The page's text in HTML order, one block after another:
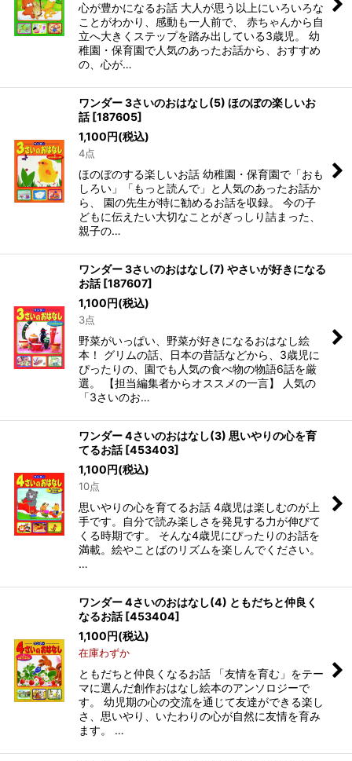
心が豊かになるお話 大人が思う以上にいろいろな
ことがわかり、感動も一人前で、 赤ちゃんから自
立へ大きくステップを踏み出している3歳児。 幼
稚園・保育園で人気のあったお話から、おすすめ
の、心が…
ワンダー 3さいのおはなし(5) ほのぼの楽しいお
話 [187605]
1,100円(税込)
4点
ほのぼのする楽しいお話 幼稚園・保育園で「おも
しろい」「もっと読んで」と人気のあったお話か
ら、 園の先生が特に勧めるお話を収録。 今の子
どもに伝えたい大切なことがぎっしり詰まった、
親子の…
ワンダー 3さいのおはなし(7) やさいが好きになる
お話 [187607]
1,100円(税込)
3点
野菜がいっぱい、野菜が好きになるおはなし絵
本！ グリムの話、日本の昔話などから、3歳児に
ぴったりの、園でも人気の食べ物の物語6話を厳
選。 【担当編集者からオススメの一言】 人気の
「3さいのお…
ワンダー 4さいのおはなし(3) 思いやりの心を育
てるお話 [453403]
1,100円(税込)
10点
思いやりの心を育てるお話 4歳児は楽しむのが上
手です。自分で読み楽しさを発見する力が伸びて
くる時期です。 そんな4歳児にぴったりのお話を
満載。絵やことばのリズムを楽しんでください。
…
ワンダー 4さいのおはなし(4) ともだちと仲良く
なるお話 [453404]
1,100円(税込)
在庫わずか
ともだちと仲良くなるお話 「友情を育む」をテー
マに選んだ創作おはなし絵本のアンソロジーで
す。 幼児期の心の交流を通じて友達ができる楽し
さ、思いやり、いたわりの心が自然に友情を育み
ます。 …